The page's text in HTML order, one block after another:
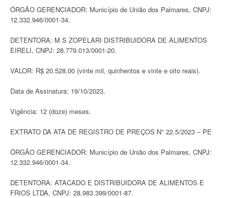
ÓRGÃO GERENCIADOR: Município de União dos Palmares, CNPJ:
12.332.946/0001-34.
DETENTORA: M S ZOPELARI DISTRIBUIDORA DE ALIMENTOS
EIRELI, CNPJ: 28.779.013/0001-20.
VALOR: R$ 20.528,00 (vinte mil, quinhentos e vinte e oito reais).
Data de Assinatura: 19/10/2023.
Vigência: 12 (doze) meses.
EXTRATO DA ATA DE REGISTRO DE PREÇOS N° 22.5/2023 – PE
ÓRGÃO GERENCIADOR: Município de União dos Palmares, CNPJ:
12.332.946/0001-34.
DETENTORA: ATACADO E DISTRIBUIDORA DE ALIMENTOS E
FRIOS LTDA, CNPJ: 28.983.399/0001-87.